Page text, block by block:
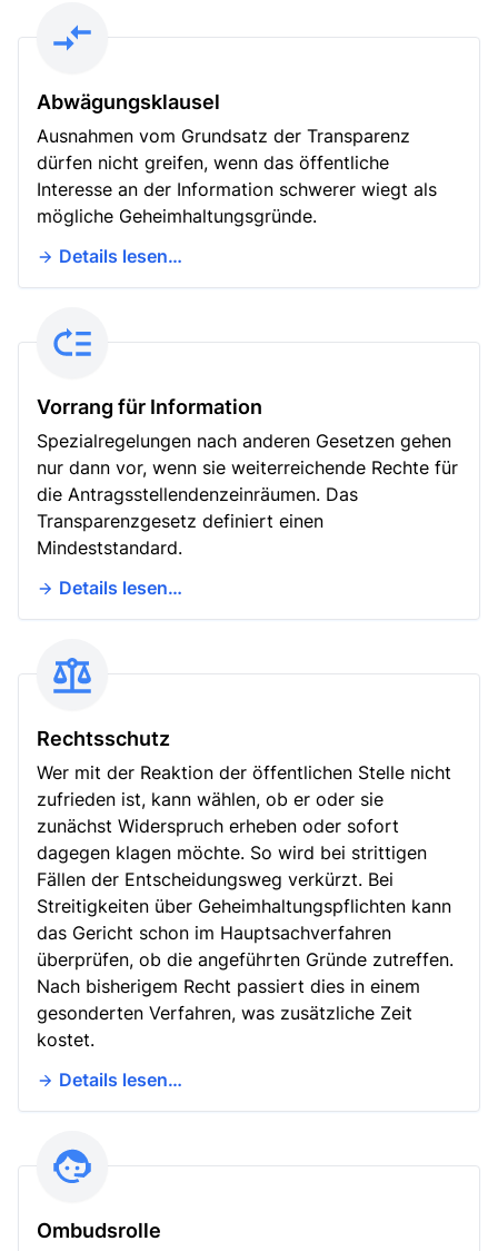
Abwägungsklausel
Ausnahmen vom Grundsatz der Transparenz
dürfen nicht greifen, wenn das öffentliche
Interesse an der Information schwerer wiegt als
mögliche Geheimhaltungsgründe.
Details lesen…
Vorrang für Information
Spezialregelungen nach anderen Gesetzen gehen
nur dann vor, wenn sie weiterreichende Rechte für
die Antragsstellendenzeinräumen. Das
Transparenzgesetz definiert einen
Mindeststandard.
Details lesen…
Rechtsschutz
Wer mit der Reaktion der öffentlichen Stelle nicht
zufrieden ist, kann wählen, ob er oder sie
zunächst Widerspruch erheben oder sofort
dagegen klagen möchte. So wird bei strittigen
Fällen der Entscheidungsweg verkürzt. Bei
Streitigkeiten über Geheimhaltungspflichten kann
das Gericht schon im Hauptsachverfahren
überprüfen, ob die angeführten Gründe zutreffen.
Nach bisherigem Recht passiert dies in einem
gesonderten Verfahren, was zusätzliche Zeit
kostet.
Details lesen…
Ombudsrolle